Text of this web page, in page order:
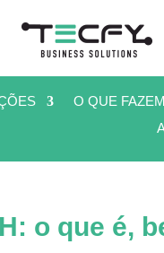
O QUE
o que é,